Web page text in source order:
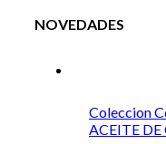
NOVEDADES
Coleccion
ACEITE DE